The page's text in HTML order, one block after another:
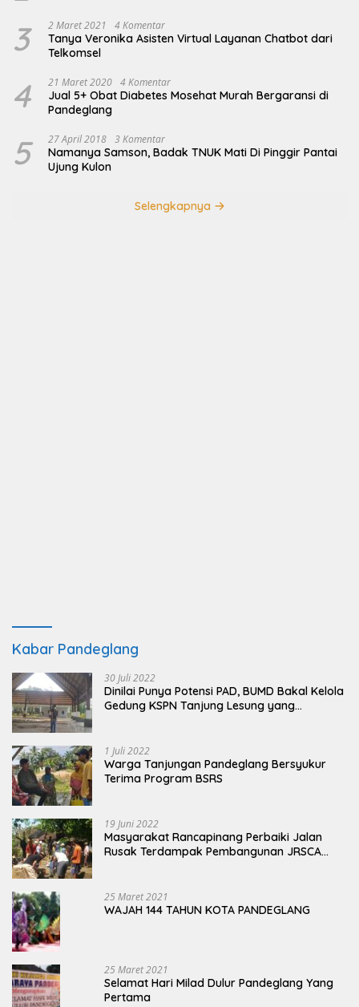
3
2 Maret 2021 4 Komentar
Tanya Veronika Asisten Virtual Layanan Chatbot dari
Telkomsel
4 21 Maret 2020 4 Komentar
Jual 5+ Obat Diabetes Mosehat Murah Bergaransi di
Pandeglang
5 27 April 2018 3 Komentar
Namanya Samson, Badak TNUK Mati Di Pinggir Pantai
Ujung Kulon
Selengkapnya
Kabar Pandeglang
30 Juli 2022
Dinilai Punya Potensi PAD, BUMD Bakal Kelola
Gedung KSPN Tanjung Lesung yang
1 Juli 2022
Warga Tanjungan Pandeglang Bersyukur
Terima Program BSRS
19 Juni 2022
Masyarakat Rancapinang Perbaiki Jalan
Rusak Terdampak Pembangunan JRSCA
25 Maret 2021
WAJAH 144 TAHUN KOTA PANDEGLANG
25 Maret 2021
Selamat Hari Milad Dulur Pandeglang Yang
Pertama